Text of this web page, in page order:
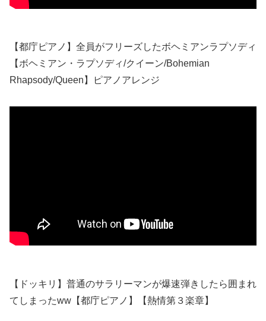
【都庁ピアノ】全員がフリーズしたボヘミアンラプソディ
【ボヘミアン・ラプソディ/クイーン/Bohemian
Rhapsody/Queen】ピアノアレンジ
【ドッキリ】普通のサラリーマンが爆速弾きしたら囲まれ
てしまったww【都庁ピアノ】【熱情第３楽章】